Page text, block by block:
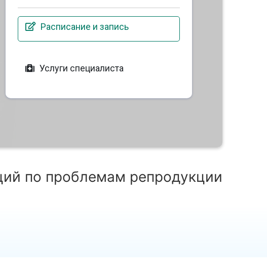
Расписание и запись
Услуги специалиста
по проблемам репродукции